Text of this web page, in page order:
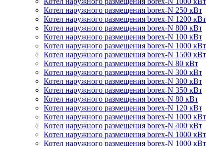
Котел наружного размещения borex-N 250 кВт
Котел наружного размещения borex-N 1200 кВт
Котел наружного размещения borex-N 800 кВт
Котел наружного размещения borex-N 100 кВт
Котел наружного размещения borex-N 1000 кВт
Котел наружного размещения borex-N 1500 кВт
Котел наружного размещения borex-N 80 кВт
Котел наружного размещения borex-N 300 кВт
Котел наружного размещения borex-N 300 кВт
Котел наружного размещения borex-N 350 кВт
Котел наружного размещения borex-N 80 кВт
Котел наружного размещения borex-N 120 кВт
Котел наружного размещения borex-N 1000 кВт
Котел наружного размещения borex-N 400 кВт
Котел наружного размещения borex-N 1000 кВт
Котел наружного размещения borex-N 1000 кВт